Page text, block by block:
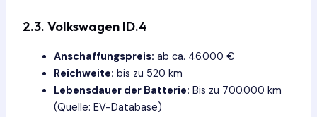
2.3. Volkswagen ID.4
Anschaffungspreis: ab ca. 46.000 €
Reichweite: bis zu 520 km
Lebensdauer der Batterie: Bis zu 700.000 km
(Quelle: EV-Database)